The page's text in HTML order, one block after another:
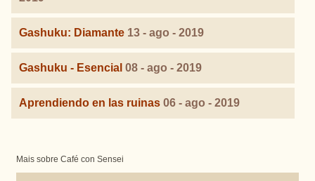
Gashuku: Diamante 13 - ago - 2019
Gashuku - Esencial 08 - ago - 2019
Aprendiendo en las ruinas 06 - ago - 2019
Mais sobre Café con Sensei